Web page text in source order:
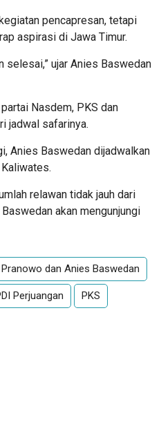
pencapresan, tetapi
aspirasi di Jawa Timur.
selesai,” ujar Anies Baswedan
Nasdem, PKS dan
jadwal safarinya.
Anies Baswedan dijadwalkan
relawan tidak jauh dari
akan mengunjungi
dan Anies Baswedan
Perjuangan PKS